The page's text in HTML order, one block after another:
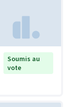
Soumis au
vote